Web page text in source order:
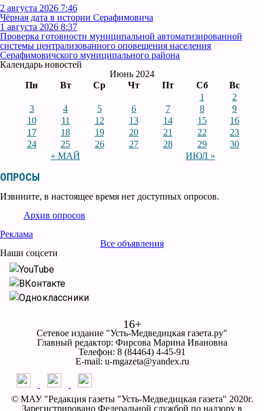
2 августа 2026 7:46
Чёрная дата в истории Серафимовича
1 августа 2026 8:37
Проверка готовности муниципальной автоматизированной
системы централизованного оповещения населения
Серафимовичского муниципального района
Календарь новостей
Июнь 2024
Пн
Вт Ср Чт Пт Сб Вс
« МАЙ ИЮЛ »
1
2
3
4 5 6 7 8
9
10
11 12 13 14 15
16
17
18 19 20 21 22
23
24
25 26 27 28 29 30
ОПРОСЫ
Извините, в настоящее время нет доступных опросов.
Архив опросов
Реклама
Все объявления
Наши соцсети
YouTube
ВКонтакте
Одноклассники
16+
Сетевое издание "Усть-Медведицкая газета.ру"
Главный редактор: Фирсова Марина Ивановна
Телефон: 8 (84464) 4-45-91
E-mail: u-mgazeta@yandex.ru
© МАУ "Редакция газеты "Усть-Медведицкая газета" 2020г.
Зарегистрировано Федеральной службой по надзору в